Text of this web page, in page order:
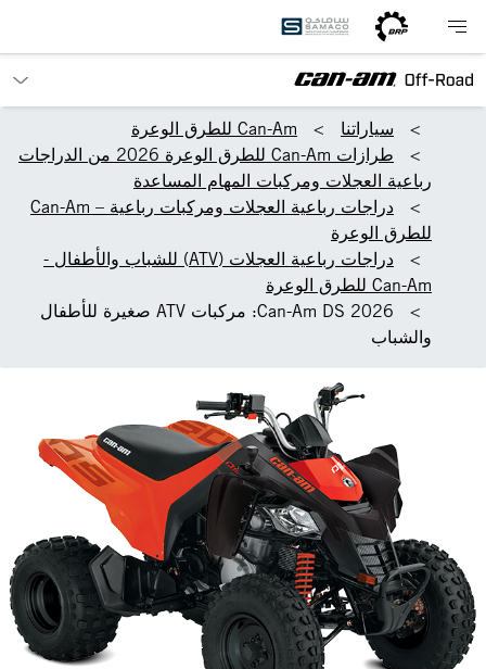
سياراتنا
Can-Am للطرق الوعرة
طرازات Can-Am للطرق الوعرة 2026 من الدراجات
رباعية العجلات ومركبات المهام المساعدة
دراجات رباعية العجلات ومركبات رباعية – Can-Am
للطرق الوعرة
دراجات رباعية العجلات (ATV) للشباب والأطفال -
Can-Am للطرق الوعرة
2026 Can-Am DS: مركبات ATV صغيرة للأطفال
والشباب